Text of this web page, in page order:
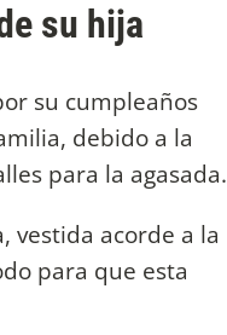
su hija
su cumpleaños
debido a la
para la agasada.
vestida acorde a la
para que esta